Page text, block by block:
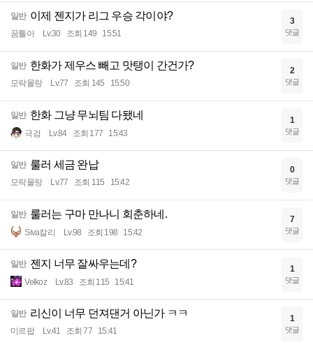
일반 이제 젠지가 리그 우승 각이야?
꿈틀아 Lv.30 조회 149 15:51
3
댓글
일반 한화가 제우스 빼고 맛탱이 간건가?
모락몰랑 Lv.77 조회 145 15:50
2
댓글
일반 한화 그냥 무뇌팀 다됐네
극검 Lv.84 조회 177 15:43
1
댓글
일반 룰러 세금 완납
모락몰랑 Lv.77 조회 115 15:42
0
댓글
일반 룰러는 구마 만나니 회춘하네.
Siva칼리 Lv.98 조회 198 15:42
7
댓글
일반 젠지 너무 잘싸우는데?
Velkoz Lv.83 조회 115 15:41
1
댓글
일반 리신이 너무 던져댄거 아닌가 ㅋㅋ
미르팝 Lv.41 조회 77 15:41
1
댓글